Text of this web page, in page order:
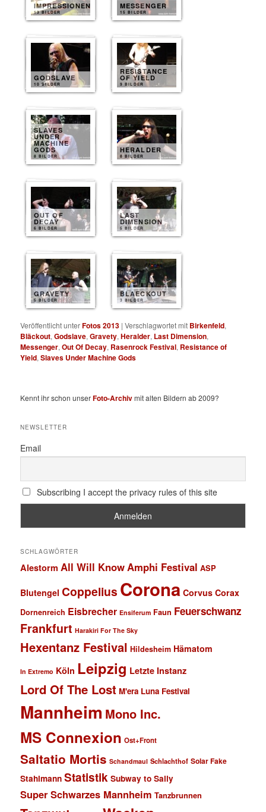
IMPRESSIONEN
13 BILDER
MESSENGER
15 BILDER
GODSLAVE
10 BILDER
RESISTANCE
OF YIELD
9 BILDER
SLAVES
UNDER
MACHINE
GODS
8 BILDER
HERALDER
8 BILDER
OUT OF
DECAY
6 BILDER
LAST
DIMENSION
5 BILDER
GRAVETY
5 BILDER
BLAECKOUT
3 BILDER
Veröffentlicht unterFotos 2013 |Verschlagwortet mit Birkenfeld,
Bläckout,Godslave,Gravety,Heralder, Last Dimension,
Messenger,Out Of Decay, Rasenrock Festival, Resistance of
Yield,Slaves Under Machine Gods
Kennt ihr schon unserFoto-Archivmit alten Bildern ab 2009?
NEWSLETTER
Email
Subscribing I accept the privacy rules of this site
SCHLAGWÖRTER
Alestorm All Will KnowAmphi Festival ASP
Blutengel Coppelius Corona Corvus Corax
Dornenreich Eisbrecher Ensiferum Faun Feuerschwanz
Frankfurt Harakiri For The Sky
Hexentanz Festival Hildesheim Hämatom
In Extremo Köln Leipzig Letzte Instanz
Lord Of The Lost M'era Luna Festival
Mannheim Mono Inc.
MS Connexion Ost+Front
Saltatio Mortis Schandmaul Schlachthof Solar Fake
Stahlmann Statistik Subway to Sally
Super Schwarzes Mannheim Tanzbrunnen